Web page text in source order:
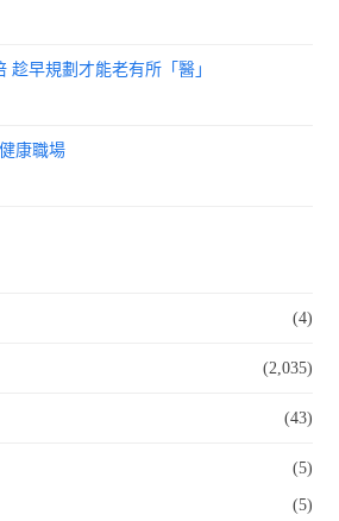
趁早規劃才能老有所「醫」
康職場
(4)
(2,035)
(43)
(5)
(5)